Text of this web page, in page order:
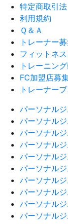
特定商取引法
利用規約
Ｑ＆Ａ
トレーナー
フィットネ
トレーニン
FC加盟店募
トレーナー
パーソナル
パーソナル
パーソナル
パーソナル
パーソナル
パーソナル
パーソナル
パーソナル
パーソナル
パーソナル